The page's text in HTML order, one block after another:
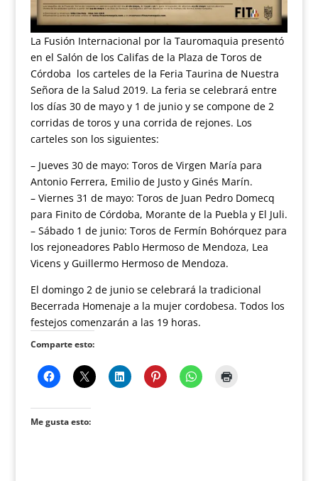
La Fusión Internacional por la Tauromaquia presentó
en el Salón de los Califas de la Plaza de Toros de
Córdoba los carteles de la Feria Taurina de Nuestra
Señora de la Salud 2019. La feria se celebrará entre
los días 30 de mayo y 1 de junio y se compone de 2
corridas de toros y una corrida de rejones. Los
carteles son los siguientes:
– Jueves 30 de mayo: Toros de Virgen María para
Antonio Ferrera, Emilio de Justo y Ginés Marín.
– Viernes 31 de mayo: Toros de Juan Pedro Domecq
para Finito de Córdoba, Morante de la Puebla y El Juli.
– Sábado 1 de junio: Toros de Fermín Bohórquez para
los rejoneadores Pablo Hermoso de Mendoza, Lea
Vicens y Guillermo Hermoso de Mendoza.
El domingo 2 de junio se celebrará la tradicional
Becerrada Homenaje a la mujer cordobesa. Todos los
festejos comenzarán a las 19 horas.
Comparte esto:
Me gusta esto: